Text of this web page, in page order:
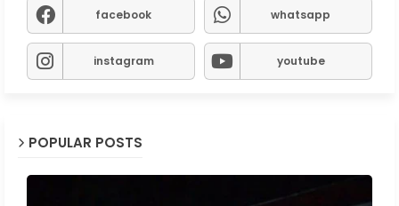
facebook whatsapp
instagram youtube
POPULAR POSTS